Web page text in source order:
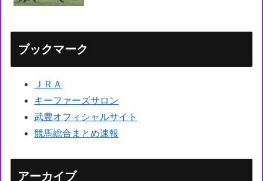
ブックマーク
ＪＲＡ
キーファーズサロン
武豊オフィシャルサイト
競馬総合まとめ速報
アーカイブ